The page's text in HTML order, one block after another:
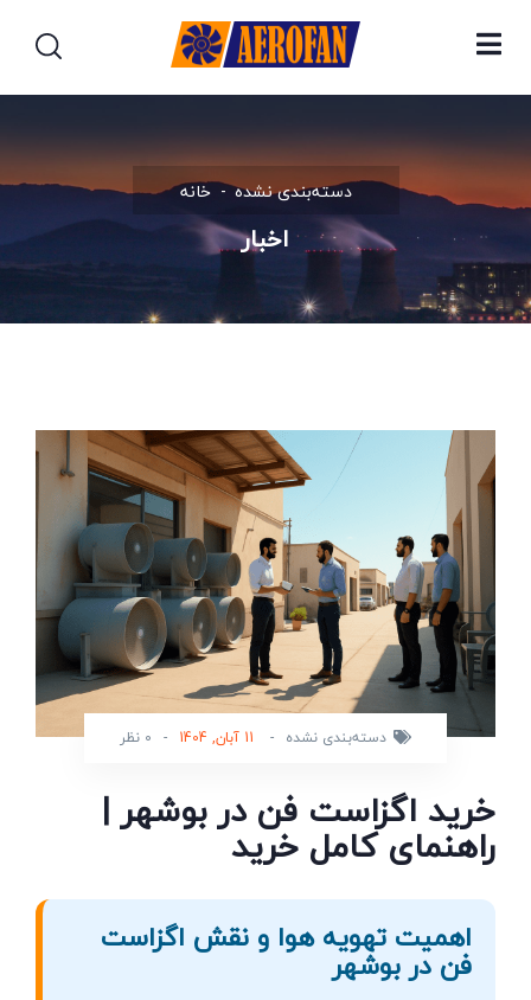
خانه دسته‌بندی نشده
اخبار
دسته‌بندی نشده - 11 آبان, 1404 - 0 نظر
خرید اگزاست فن در بوشهر |
راهنمای کامل خرید
اهمیت تهویه هوا و نقش اگزاست
فن در بوشهر